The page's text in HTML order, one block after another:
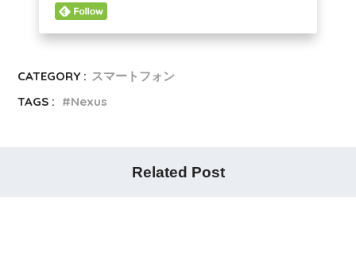
CATEGORY : スマートフォン
TAGS :
Nexus
Related Post